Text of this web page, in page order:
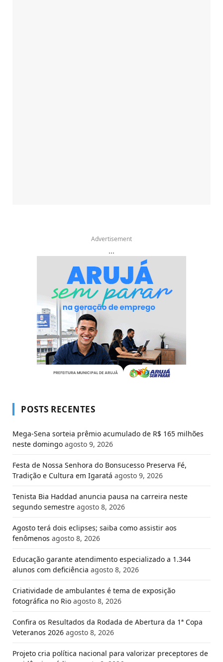
Advertisement
...
POSTS RECENTES
Mega-Sena sorteia prêmio acumulado de R$ 165 milhões
neste domingo agosto 9, 2026
Festa de Nossa Senhora do Bonsucesso Preserva Fé,
Tradição e Cultura em Igaratá agosto 9, 2026
Tenista Bia Haddad anuncia pausa na carreira neste
segundo semestre agosto 8, 2026
Agosto terá dois eclipses; saiba como assistir aos
fenômenos agosto 8, 2026
Educação garante atendimento especializado a 1.344
alunos com deficiência agosto 8, 2026
Criatividade de ambulantes é tema de exposição
fotográfica no Rio agosto 8, 2026
Confira os Resultados da Rodada de Abertura da 1ª Copa
Veteranos 2026 agosto 8, 2026
Projeto cria política nacional para valorizar preceptores de